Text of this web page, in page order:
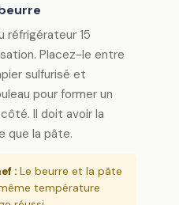
réfrigérateur 15
Placez-le entre
sulfurisé et
pour former un
Il doit avoir la
que la pâte.
: Le beurre et la pâte
température